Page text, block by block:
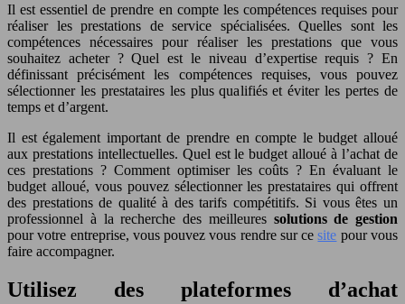
Il est essentiel de prendre en compte les compétences requises pour
réaliser les prestations de service spécialisées. Quelles sont les
compétences nécessaires pour réaliser les prestations que vous
souhaitez acheter ? Quel est le niveau d’expertise requis ? En
définissant précisément les compétences requises, vous pouvez
sélectionner les prestataires les plus qualifiés et éviter les pertes de
temps et d’argent.
Il est également important de prendre en compte le budget alloué
aux prestations intellectuelles. Quel est le budget alloué à l’achat de
ces prestations ? Comment optimiser les coûts ? En évaluant le
budget alloué, vous pouvez sélectionner les prestataires qui offrent
des prestations de qualité à des tarifs compétitifs. Si vous êtes un
professionnel à la recherche des meilleures solutions de gestion
pour votre entreprise, vous pouvez vous rendre sur cesite pour vous
faire accompagner.
Utilisez des plateformes d’achat